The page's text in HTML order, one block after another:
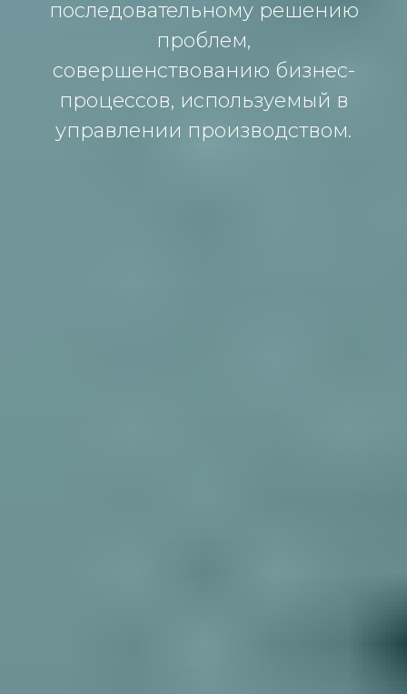
последовательному решению
проблем,
совершенствованию бизнес-
процессов, используемый в
управлении производством.